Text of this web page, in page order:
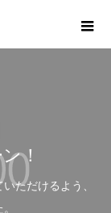
！
ただけるよう、